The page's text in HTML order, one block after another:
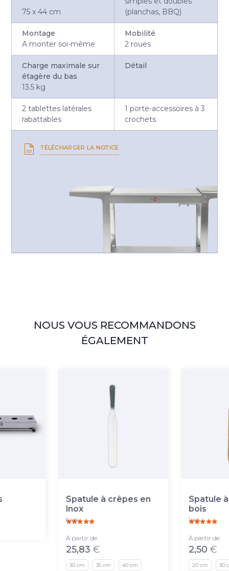
75 x 44 cm
(planchas, BBQ)
Montage
A monter soi-même
Mobilité
2 roues
Charge maximale sur
étagère du bas
13.5 kg
Détail
2 tablettes latérales
rabattables
1 porte-accessoires à 3
crochets
TÉLÉCHARGER LA NOTICE
NOUS VOUS RECOMMANDONS
ÉGALEMENT
Spatule à crêpes en
inox
6 avis
À partir de
25,83 €
30 cm 35 cm 40 cm
Spatule
bois
1 avis
À partir de
2,50 €
20 cm 30